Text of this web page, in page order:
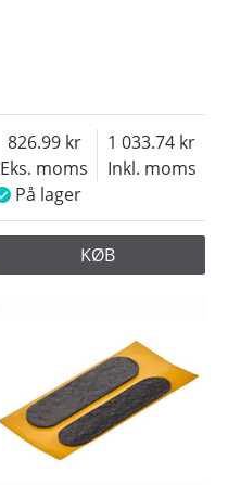
Eks. moms
826.99
Inkl. moms
1 033.74
På lager
KØB